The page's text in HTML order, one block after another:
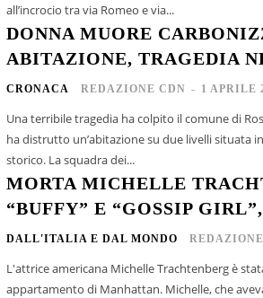
all’incrocio tra via Romeo e via...
DONNA MUORE
ABITAZIONE, TRAGEDIA
CRONACA REDAZIONE CDN - 1 APRILE
Una terribile tragedia ha colpito il comune di
ha distrutto un’abitazione su due livelli situata
storico. La squadra dei...
MORTA MICHELLE
“BUFFY” E “GOSSIP
DALL'ITALIA E DAL MONDO
L'attrice americana Michelle Trachtenberg è
appartamento di Manhattan. Michelle, che